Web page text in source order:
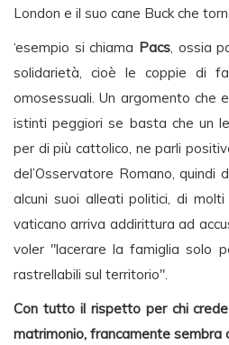
London e il suo cane Buck che
‘esempio si chiama Pacs, ossia
solidarietà, cioè le coppie di
omosessuali. Un argomento che
istinti peggiori se basta che un
per di più cattolico, ne parli
del’Osservatore Romano, quindi
alcuni suoi alleati politici, di
vaticano arriva addirittura ad
voler "lacerare la famiglia solo
rastrellabili sul territorio".
Con tutto il rispetto per chi
matrimonio, francamente sembra